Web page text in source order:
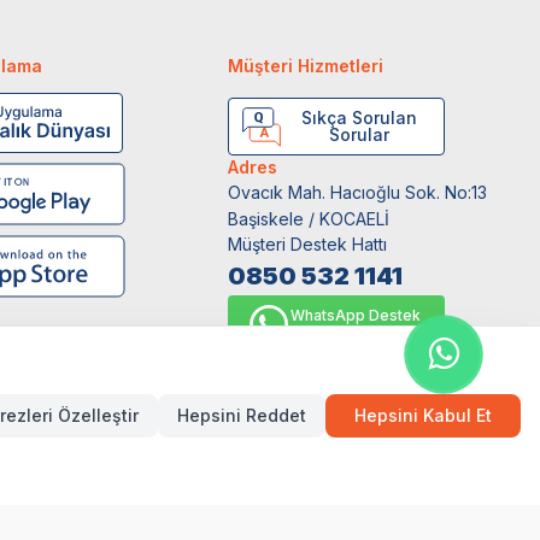
Müşteri Hizmetleri
Sıkça Sorulan
Sorular
Adres
Ovacık Mah. Hacıoğlu Sok. No:13
Başiskele / KOCAELİ
Müşteri Destek Hattı
0850 532 1141
WhatsApp Destek
0554 871 66 20
Özelleştir Hepsini Reddet Hepsini Kabul Et